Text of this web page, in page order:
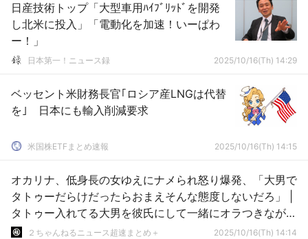
日産技術トップ「大型車用ﾊｲﾌﾞﾘｯﾄﾞを開発
し北米に投入」「電動化を加速！いーぱわ
ー！」
日本第一！ニュース録 2025/10/16(Th) 14:29
ベッセント米財務長官｢ロシア産LNGは代替
を｣ 日本にも輸入削減要求
米国株ETFまとめ速報 2025/10/16(Th) 14:15
オカリナ、低身長の女ゆえにナメられ怒り爆発、「大男で
タトゥーだらけだったらおまえそんな態度しないだろ」 |
タトゥー入れてる大男を彼氏にして一緒にオラつきながら
歩いてる女
２ちゃんねるニュース超速まとめ＋ 2025/10/16(Th) 14:14